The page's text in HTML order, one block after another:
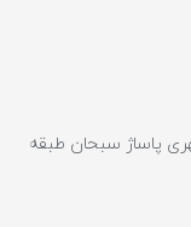
پاساژ سبحان طبقه